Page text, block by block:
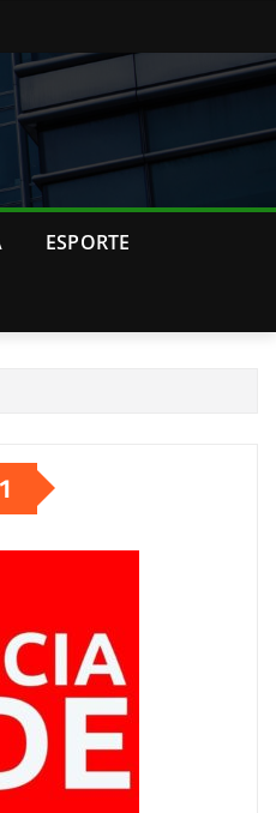
ESPORTE